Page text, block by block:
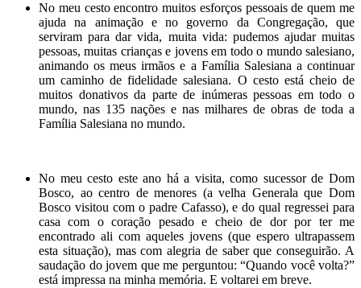
No meu cesto encontro muitos esforços pessoais de quem me
ajuda na animação e no governo da Congregação, que
serviram para dar vida, muita vida: pudemos ajudar muitas
pessoas, muitas crianças e jovens em todo o mundo salesiano,
animando os meus irmãos e a Família Salesiana a continuar
um caminho de fidelidade salesiana. O cesto está cheio de
muitos donativos da parte de inúmeras pessoas em todo o
mundo, nas 135 nações e nas milhares de obras de toda a
Família Salesiana no mundo.
No meu cesto este ano há a visita, como sucessor de Dom
Bosco, ao centro de menores (a velha Generala que Dom
Bosco visitou com o padre Cafasso), e do qual regressei para
casa com o coração pesado e cheio de dor por ter me
encontrado ali com aqueles jovens (que espero ultrapassem
esta situação), mas com alegria de saber que conseguirão. A
saudação do jovem que me perguntou: “Quando você volta?”
está impressa na minha memória. E voltarei em breve.